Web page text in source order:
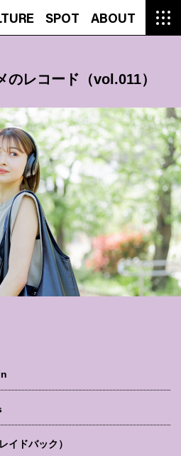
SPOT ABOUT
のレコード（vol.011）
イドバック）